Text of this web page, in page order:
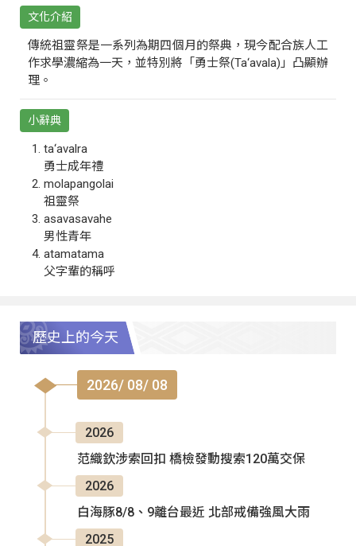
文化介紹
傳統祖靈祭是一系列為期四個月的祭典，現今配合族人工
作求學濃縮為一天，並特別將「勇士祭(Ta‘avala)」凸顯辦
理。
小辭典
ta‘avalra
勇士成年禮
molapangolai
祖靈祭
asavasavahe
男性青年
atamatama
父字輩的稱呼
歷史上的今天
2026/ 08/ 08
2026
范織欽涉索回扣 橋檢發動搜索120萬交保
2026
白海豚8/8、9離台最近 北部戒備強風大雨
2025